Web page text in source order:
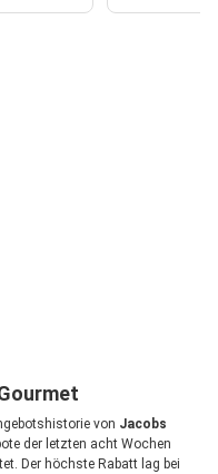
von Jacobs
der letzten acht Wochen
Der höchste Rabatt lag bei